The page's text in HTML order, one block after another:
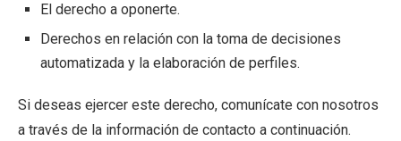
El derecho a oponerte.
Derechos en relación con la toma de decisiones
automatizada y la elaboración de perfiles.
Si deseas ejercer este derecho, comunícate con nosotros
a través de la información de contacto a continuación.